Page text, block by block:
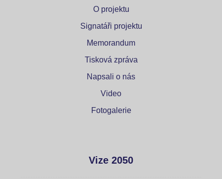
O projektu
Signatáři projektu
Memorandum
Tisková zpráva
Napsali o nás
Video
Fotogalerie
Vize 2050